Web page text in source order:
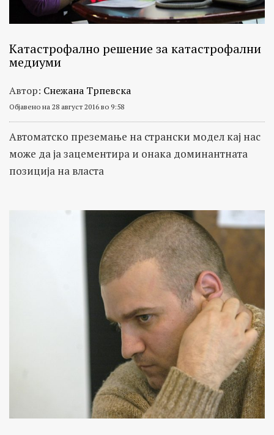
Катастрофално решение за катастрофални
медиуми
Автор: Снежана Трпевска
Објавено на 28 август 2016 во 9:58
Автоматско преземање на странски модел кај нас
може да ја зацементира и онака доминантната
позиција на власта